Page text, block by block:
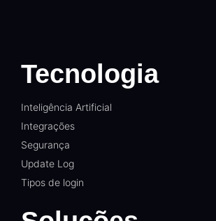
Tecnologia
Inteligência Artificial
Integrações
Segurança
Update Log
Tipos de login